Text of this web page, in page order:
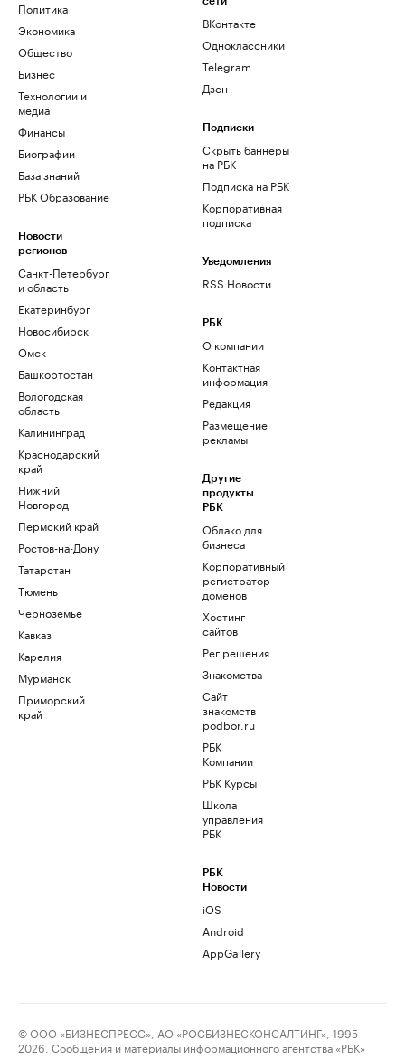
Политика
Экономика
Общество
Бизнес
Технологии и
медиа
Финансы
Биографии
База знаний
РБК Образование
Новости
регионов
Санкт-Петербург
и область
Екатеринбург
Новосибирск
Омск
Башкортостан
Вологодская
область
Калининград
Краснодарский
край
Нижний
Новгород
Пермский край
Ростов-на-Дону
Татарстан
Тюмень
Черноземье
Кавказ
Карелия
Мурманск
Приморский
край
ВКонтакте
Одноклассники
Telegram
Дзен
Подписки
Скрыть баннеры
на РБК
Подписка на РБК
Корпоративная
подписка
Уведомления
RSS Новости
РБК
О компании
Контактная
информация
Редакция
Размещение
рекламы
Другие
продукты
РБК
Облако для
бизнеса
Корпоративный
регистратор
доменов
Хостинг
сайтов
Рег.решения
Знакомства
Сайт
знакомств
podbor.ru
РБК
Компании
РБК Курсы
Школа
управления
РБК
РБК
Новости
iOS
Android
AppGallery
© ООО «БИЗНЕСПРЕСС», АО «РОСБИЗНЕСКОНСАЛТИНГ», 1995–
2026. Сообщения и материалы информационного агентства «РБК»